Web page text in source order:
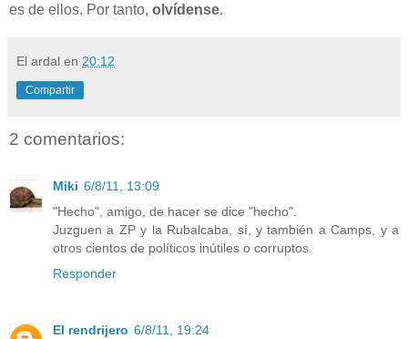
es de ellos. Por tanto, olvídense.
El ardal en 20:12
Compartir
2 comentarios:
Miki 6/8/11, 13:09
"Hecho", amigo, de hacer se dice "hecho".
Juzguen a ZP y la Rubalcaba, sí, y también a Camps, y a
otros cientos de políticos inútiles o corruptos.
Responder
El rendrijero 6/8/11, 19:24